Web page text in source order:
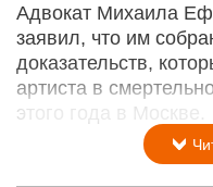
Адвокат Михаила
заявил, что им
доказательств,
артиста в
этого года в Москве.